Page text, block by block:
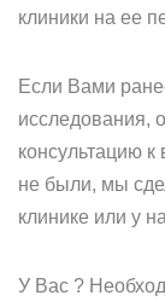
клиники на ее
Если Вами
исследования,
консультацию
не были, мы
клинике или у
У Вас ?